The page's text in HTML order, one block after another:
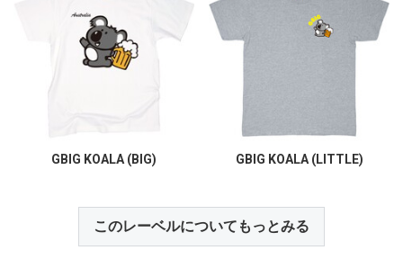
GBIG KOALA (BIG) GBIG KOALA (LITTLE)
このレーベルについてもっとみる